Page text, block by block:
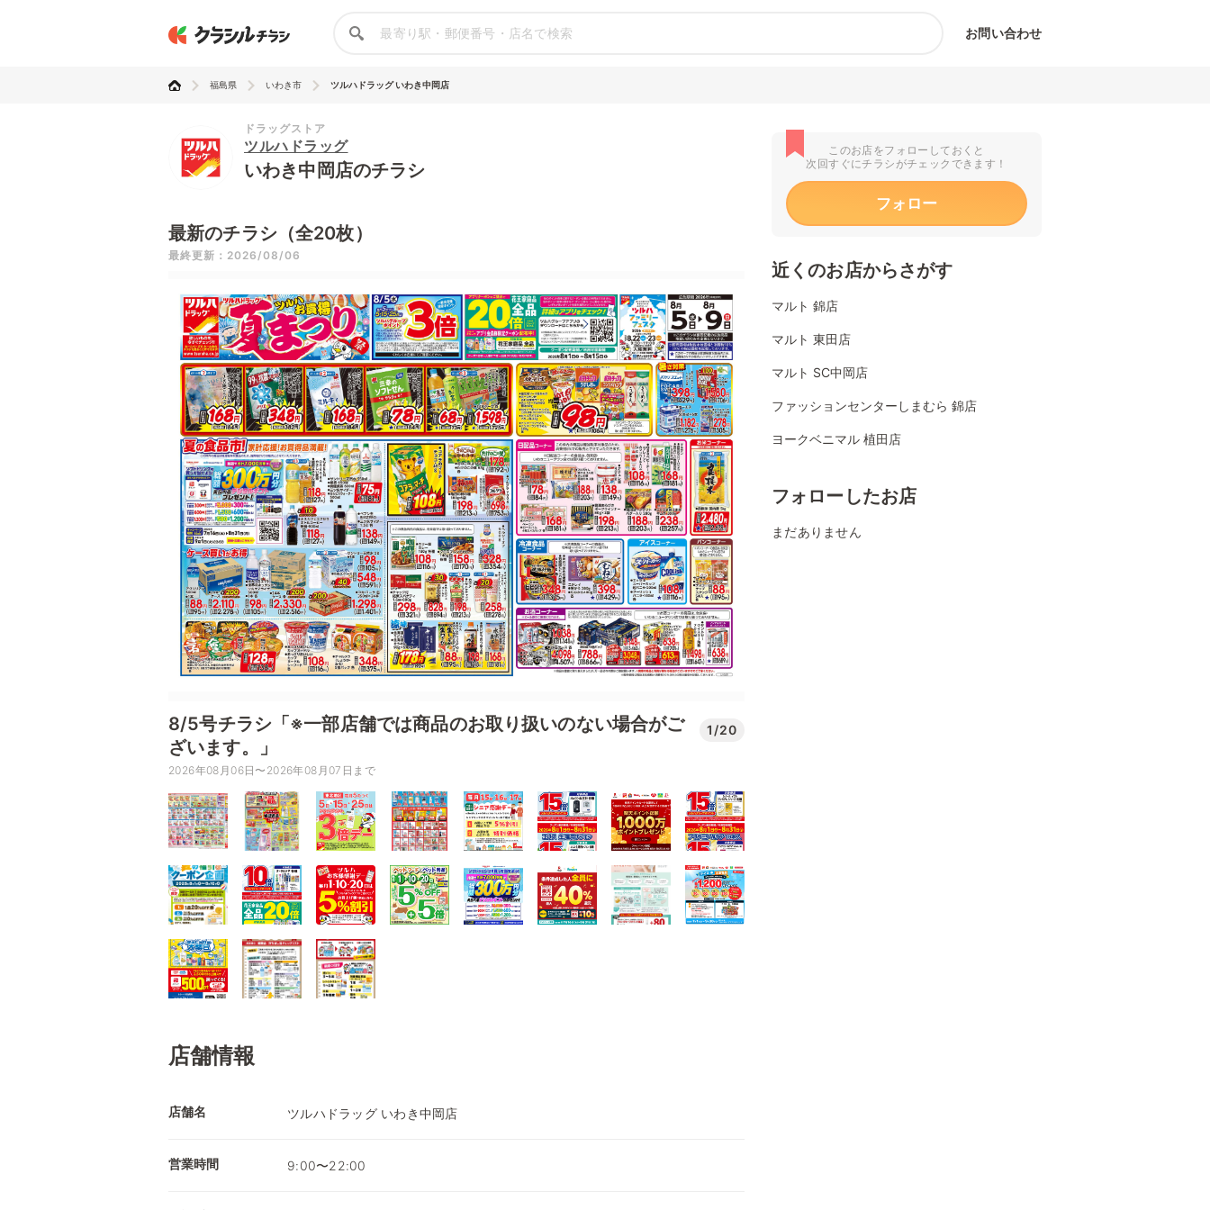
お問い合わせ
福島県 いわき市 ツルハドラッグ いわき中岡店
ドラッグストア
ツルハドラッグ
いわき中岡店のチラシ
最新のチラシ（全20枚）
最終更新：2026/08/06
8/5号チラシ「※一部店舗では商品のお取り扱いのない場合がご
ざいます。」
1/20
2026年08月06日〜2026年08月07日まで
店舗情報
店舗名 ツルハドラッグ いわき中岡店
営業時間 9:00〜22:00
このお店をフォローしておくと
次回すぐにチラシがチェックできます！
フォロー
近くのお店からさがす
マルト 錦店
マルト 東田店
マルト SC中岡店
ファッションセンターしまむら 錦店
ヨークベニマル 植田店
フォローしたお店
まだありません